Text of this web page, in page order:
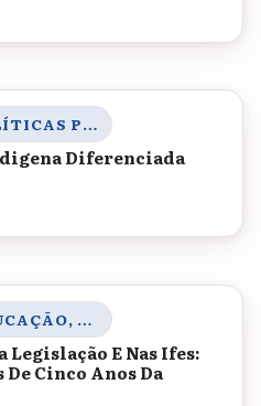
1. POLÍTICAS PÚBLICAS PARA A EDUCAÇÃO BÁSICA, DIVERSIDADE ÉTNICO-RACIAL E LEGISLAÇÃO EDUCACIONAL
Diferenciada
3. EDUCAÇÃO, SOCIEDADE E PRÁTICAS EDUCATIVAS
E Nas Ifes:
Cinco Anos Da